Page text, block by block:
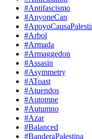
#Antifascismo
#AnyoneCan
#Arbol
#Armada
#Armaggedon
#Assasin
#Asymmetry
#AToast
#Atuendos
#Automne
#Autumno
#Azar
#Balanced
#BanderaPalestina